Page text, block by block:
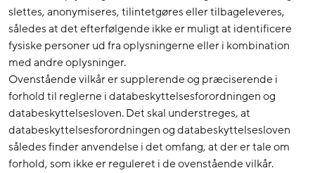
slettes, anonymiseres, tilintetgøres eller tilbageleveres,
således at det efterfølgende ikke er muligt at identificere
fysiske personer ud fra oplysningerne eller i kombination
med andre oplysninger.
Ovenstående vilkår er supplerende og præciserende i
forhold til reglerne i databeskyttelsesforordningen og
databeskyttelsesloven. Det skal understreges, at
databeskyttelsesforordningen og databeskyttelsesloven
således finder anvendelse i det omfang, at der er tale om
forhold, som ikke er reguleret i de ovenstående vilkår.